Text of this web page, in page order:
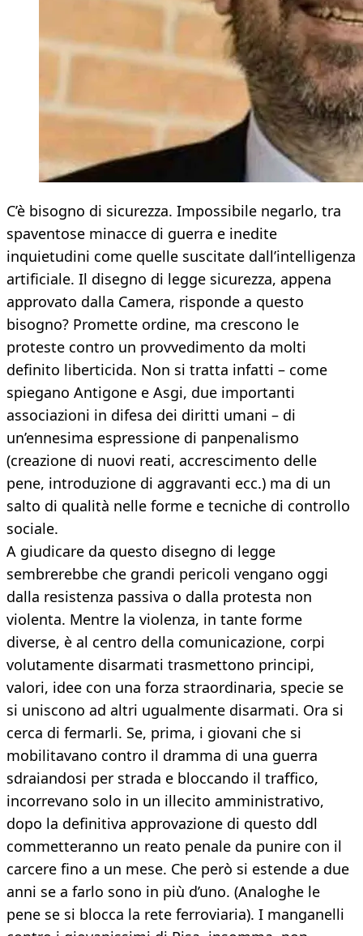
C’è bisogno di sicurezza. Impossibile negarlo, tra
spaventose minacce di guerra e inedite
inquietudini come quelle suscitate dall’intelligenza
artificiale. Il disegno di legge sicurezza, appena
approvato dalla Camera, risponde a questo
bisogno? Promette ordine, ma crescono le
proteste contro un provvedimento da molti
definito liberticida. Non si tratta infatti – come
spiegano Antigone e Asgi, due importanti
associazioni in difesa dei diritti umani – di
un’ennesima espressione di panpenalismo
(creazione di nuovi reati, accrescimento delle
pene, introduzione di aggravanti ecc.) ma di un
salto di qualità nelle forme e tecniche di controllo
sociale.
A giudicare da questo disegno di legge
sembrerebbe che grandi pericoli vengano oggi
dalla resistenza passiva o dalla protesta non
violenta. Mentre la violenza, in tante forme
diverse, è al centro della comunicazione, corpi
volutamente disarmati trasmettono principi,
valori, idee con una forza straordinaria, specie se
si uniscono ad altri ugualmente disarmati. Ora si
cerca di fermarli. Se, prima, i giovani che si
mobilitavano contro il dramma di una guerra
sdraiandosi per strada e bloccando il traffico,
incorrevano solo in un illecito amministrativo,
dopo la definitiva approvazione di questo ddl
commetteranno un reato penale da punire con il
carcere fino a un mese. Che però si estende a due
anni se a farlo sono in più d’uno. (Analoghe le
pene se si blocca la rete ferroviaria). I manganelli